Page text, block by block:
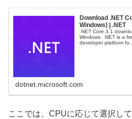
Download .NET
Windows) | .NET
.NET Core 3.1
Windows. .NET is a
developer platform
dotnet.microsoft.com
ここでは、CPUに応じて選択し